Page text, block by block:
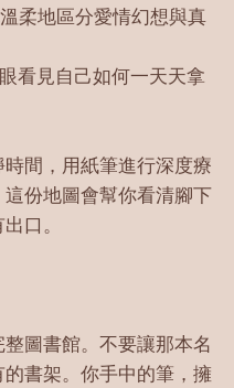
溫柔地區分愛情幻想與真
看見自己如何一天天拿
間，用紙筆進行深度療
份地圖會幫你看清腳下
口。
圖書館。不要讓那本名
書架。你手中的筆，擁